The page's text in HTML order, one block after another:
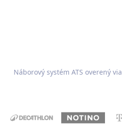
Náborový systém ATS overený